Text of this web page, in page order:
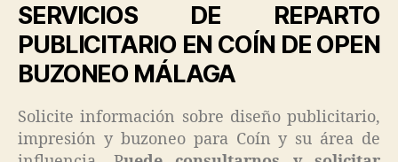
SERVICIOS DE REPARTO
PUBLICITARIO EN COÍN DE OPEN
BUZONEO MÁLAGA
Solicite información sobre diseño publicitario,
impresión y buzoneo para Coín y su área de